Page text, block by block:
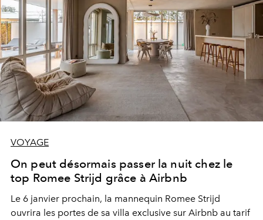
VOYAGE
On peut désormais passer la nuit chez le
top Romee Strijd grâce à Airbnb
Le 6 janvier prochain, la mannequin Romee Strijd
ouvrira les portes de sa villa exclusive sur Airbnb au tarif